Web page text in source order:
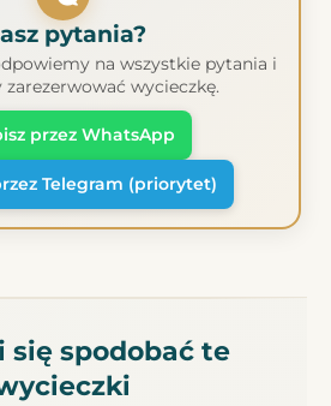
pytania?
na wszystkie pytania i
wycieczkę.
przez WhatsApp
Telegram (priorytet)
się spodobać te